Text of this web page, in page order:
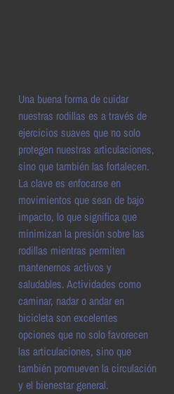
Una buena forma de cuidar
nuestras rodillas es a través de
ejercicios suaves que no solo
protegen nuestras articulaciones,
sino que también las fortalecen.
La clave es enfocarse en
movimientos que sean de bajo
impacto, lo que significa que
minimizan la presión sobre las
rodillas mientras permiten
mantenernos activos y
saludables. Actividades como
caminar, nadar o andar en
bicicleta son excelentes
opciones que no solo favorecen
las articulaciones, sino que
también promueven la circulación
y el bienestar general.